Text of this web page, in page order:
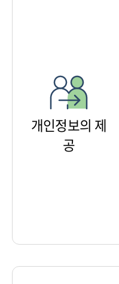
개인정보의 제
공